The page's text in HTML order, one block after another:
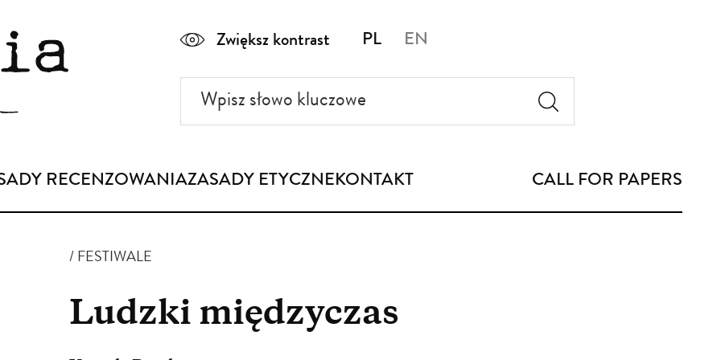
Zwiększ kontrast PL EN
słowo
kluczowe
RECENZOWANIAZASADY ETYCZNEKONTAKT CALL FOR PAPERS
FESTIWALE
Ludzki międzyczas